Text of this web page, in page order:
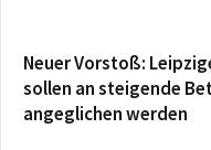
Neuer Vorstoß:
sollen an steigende
angeglichen werden